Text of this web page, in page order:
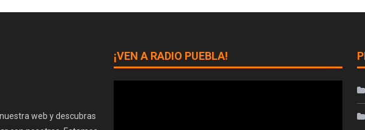
web y descubras
¡VEN A RADIO PUEBLA!